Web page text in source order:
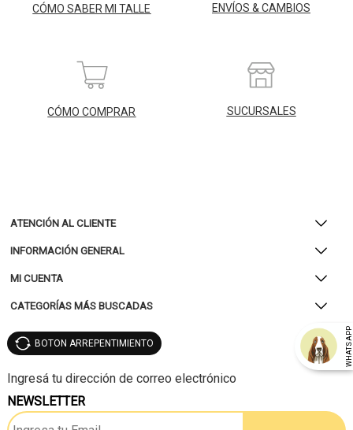
CÓMO SABER MI TALLE ENVÍOS & CAMBIOS
CÓMO COMPRAR SUCURSALES
ATENCIÓN AL CLIENTE
INFORMACIÓN GENERAL
MI CUENTA
CATEGORÍAS MÁS BUSCADAS
WHATSAPP
BOTON ARREPENTIMIENTO
NEWSLETTER